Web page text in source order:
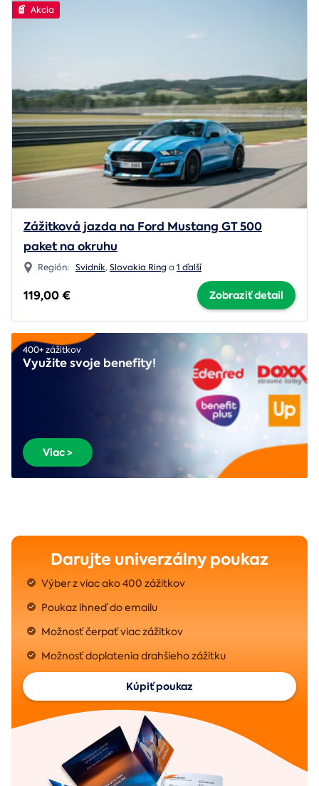
Akcia
Zážitková jazda na Ford Mustang GT 500
paket na okruhu
Región: Svidník,Slovakia Ringa 1 ďalší
119,00 € Zobraziť detail
400+ zážitkov
Využite svoje benefity!
Viac >
Darujte univerzálny poukaz
Výber z viac ako 400 zážitkov
Poukaz ihneď do emailu
Možnosť čerpať viac zážitkov
Možnosť doplatenia drahšieho zážitku
Kúpiť poukaz